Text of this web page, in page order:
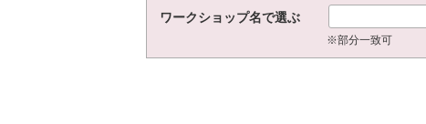
ワークショップ名で選ぶ
※部分一致可